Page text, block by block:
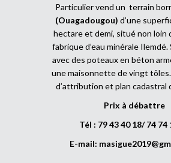
Particulier vend un terrain
(Ouagadougou) d’une
hectare et demi, situé non loin
fabrique d’eau minérale
avec des poteaux en béton
une maisonnette de vingt
d’attribution et plan cadastral
Prix à débattre
Tél : 79 43 40 18/ 74 74
E-mail: